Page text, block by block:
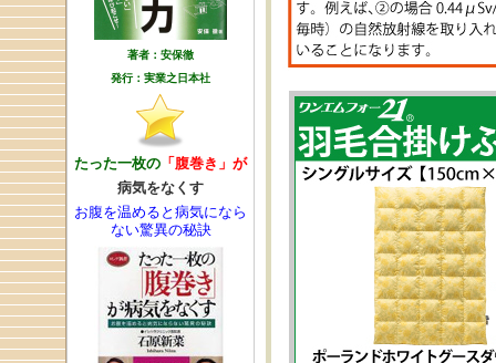
著者：安保徹
発行：実業之日本社
たった一枚の 「腹巻き」が
病気をなくす
お腹を温めると病気になら
ない驚異の秘訣